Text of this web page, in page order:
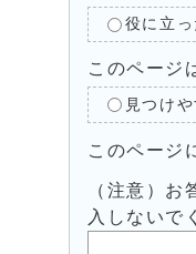
役に立っ
このページ
見つけ
このページ
（注意）
入しないで